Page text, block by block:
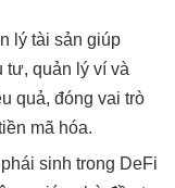
lý tài sản giúp
tư, quản lý ví và
quả, đóng vai trò
mã hóa.
sinh trong DeFi